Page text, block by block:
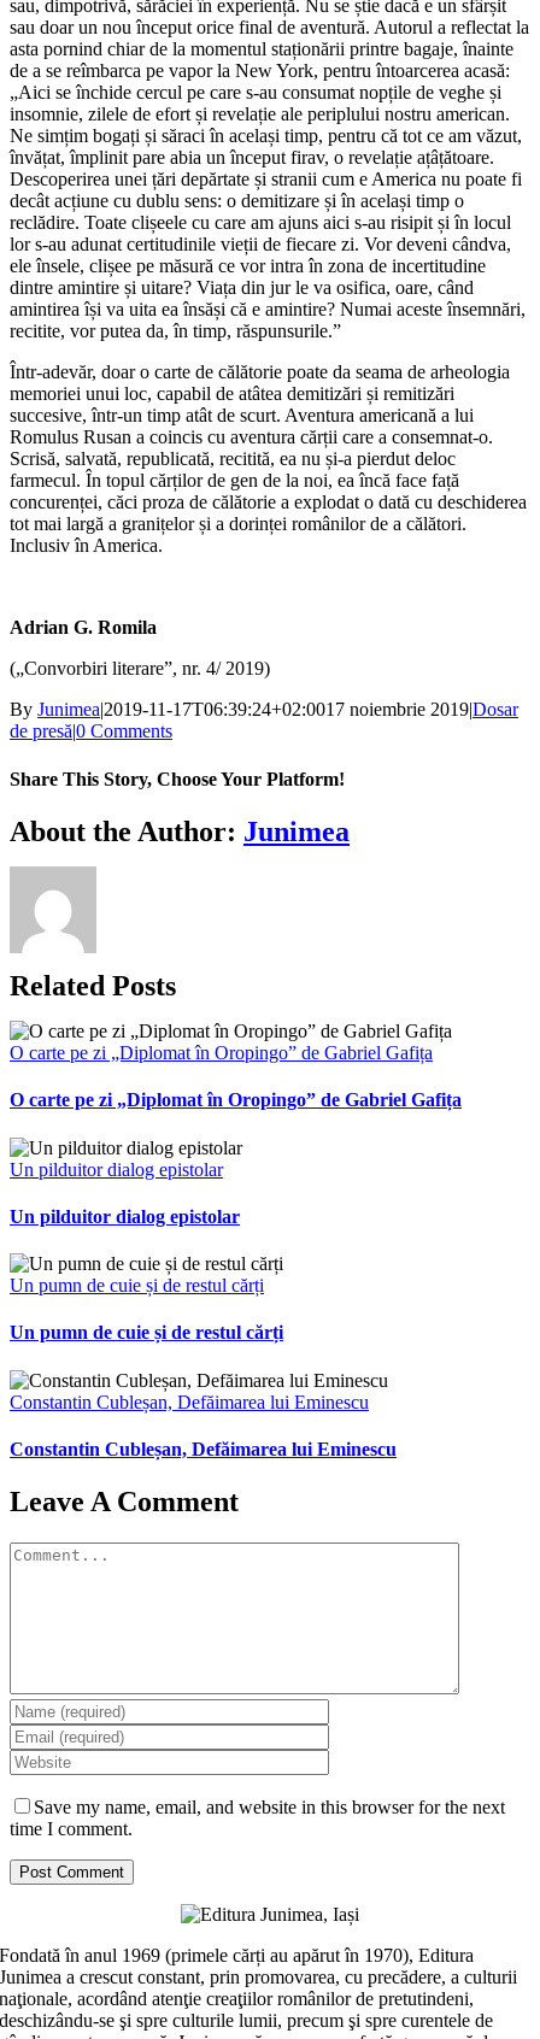
sau, dimpotrivă, sărăciei în experiență. Nu se știe dacă e un sfârșit
sau doar un nou început orice final de aventură. Autorul a reflectat la
asta pornind chiar de la momentul staționării printre bagaje, înainte
de a se reîmbarca pe vapor la New York, pentru întoarcerea acasă:
„Aici se închide cercul pe care s-au consumat nopțile de veghe și
insomnie, zilele de efort și revelație ale periplului nostru american.
Ne simțim bogați și săraci în același timp, pentru că tot ce am văzut,
învățat, împlinit pare abia un început firav, o revelație ațâțătoare.
Descoperirea unei țări depărtate și stranii cum e America nu poate fi
decât acțiune cu dublu sens: o demitizare și în același timp o
reclădire. Toate clișeele cu care am ajuns aici s-au risipit și în locul
lor s-au adunat certitudinile vieții de fiecare zi. Vor deveni cândva,
ele însele, clișee pe măsură ce vor intra în zona de incertitudine
dintre amintire și uitare? Viața din jur le va osifica, oare, când
amintirea își va uita ea însăși că e amintire? Numai aceste însemnări,
recitite, vor putea da, în timp, răspunsurile.”
Într-adevăr, doar o carte de călătorie poate da seama de arheologia
memoriei unui loc, capabil de atâtea demitizări și remitizări
succesive, într-un timp atât de scurt. Aventura americană a lui
Romulus Rusan a coincis cu aventura cărții care a consemnat-o.
Scrisă, salvată, republicată, recitită, ea nu și-a pierdut deloc
farmecul. În topul cărților de gen de la noi, ea încă face față
concurenței, căci proza de călătorie a explodat o dată cu deschiderea
tot mai largă a granițelor și a dorinței românilor de a călători.
Inclusiv în America.
Adrian G. Romila
(„Convorbiri literare”, nr. 4/ 2019)
By Junimea|2019-11-17T06:39:24+02:0017 noiembrie 2019|Dosar
de presă|0 Comments
Share This Story, Choose Your Platform!
Facebook
X
Bluesky
Reddit
LinkedIn
WhatsApp
Telegram
Tumblr
Xing
Email
Copy
Link
About the Author: Junimea
Related Posts
O carte pe zi „Diplomat în Oropingo” de Gabriel Gafița
O carte pe zi „Diplomat în Oropingo” de Gabriel Gafița
Un pilduitor dialog epistolar
Un pilduitor dialog epistolar
Un pumn de cuie și de restul cărți
Un pumn de cuie și de restul cărți
Constantin Cubleșan, Defăimarea lui Eminescu
Constantin Cubleșan, Defăimarea lui Eminescu
Leave A Comment
Comment
Save my name, email, and website in this browser for the next
time I comment.
Fondată în anul 1969 (primele cărți au apărut în 1970), Editura
Junimea a crescut constant, prin promovarea, cu precădere, a culturii
naţionale, acordând atenţie creaţiilor românilor de pretutindeni,
deschizându-se şi spre culturile lumii, precum şi spre curentele de